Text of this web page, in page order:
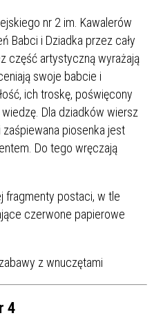
nr 2 im. Kawalerów
Babci i Dziadka przez cały
część artystyczną wyrażają
swoje babcie i
ich troskę, poświęcony
Dla dziadków wiersz
piosenka jest
Do tego wręczają
4